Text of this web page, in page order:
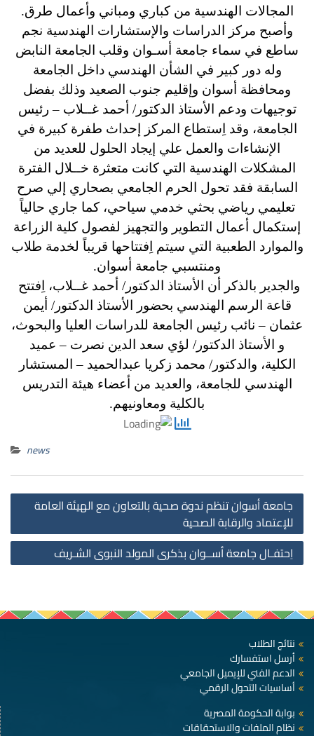
المجالات الهندسية من كباري ومباني وأعمال طرق.
وأصبح مركز الدراسات والإستشارات الهندسية نجم
ساطع في سماء جامعة أسـوان وقلب الجامعة النابض
وله دور كبير في الشأن الهندسي داخل الجامعة
ومحافظة أسوان وإقليم جنوب الصعيد وذلك بفضل
توجيهات ودعم الأستاذ الدكتور/ أحمد غــلاب – رئيس
الجامعة، وقد اِستطاع المركز إحداث طفرة كبيرة في
الإنشاءات والعمل علي إيجاد الحلول للعديد من
المشكلات الهندسية التي كانت متعثرة خــلال الفترة
السابقة فقد تحول الحرم الجامعي بصحاري إلي صرح
تعليمي رياضي بحثي خدمي سياحي،كما جاري حالياً
إستكمال أعمال التطوير والتجهيز لفصول كلية الزراعة
والموارد الطعبية التي سيتم اِفتتاحها قريباً لخدمة طلاب
ومنتسبي جامعة أسوان.
والجدير بالذكر أن الأستاذ الدكتور/ أحمد غــلاب، اِفتتح
قاعة الرسم الهندسي بحضور الأستاذ الدكتور/ أيمن
عثمان – نائب رئيس الجامعة للدراسات العليا والبحوث،
و الأستاذ الدكتور/ لؤي سعد الدين نصرت – عميد
الكلية، والدكتور/ محمد زكريا عبدالحميد – المستشار
الهندسي للجامعة، والعديد من أعضاء هيئة التدريس
بالكلية ومعاونيهم.
news
جامعة أسوان تنظم ندوة صحية بالتعاون مع الهيئة العامة
للإعتماد والرقابة الصحية
اِحتفـال جامعة أســوان بذكرى المولد النبوى الشـريف
نتائج الطلاب
أرسل استفسارك
الدعم الفني للإيميل الجامعي
أساسيات التحول الرقمي
بوابة الحكومة المصرية
نظام الملفات والاستحقاقات